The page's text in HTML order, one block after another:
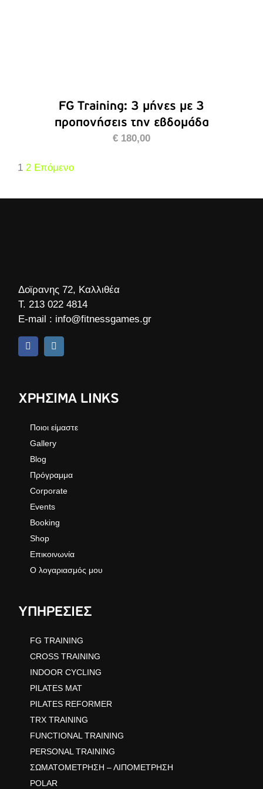
FG Training: 3 μήνες με 3
προπονήσεις την εβδομάδα
€ 180,00
1 2 Επόμενο
Δοϊρανης 72, Καλλιθέα
Τ.213 022 4814
E-mail : info@fitnessgames.gr
ΧΡΗΣΙΜΑ LINKS
Ποιοι είμαστε
Gallery
Blog
Πρόγραμμα
Corporate
Events
Booking
Shop
Επικοινωνία
Ο λογαριασμός μου
ΥΠΗΡΕΣΙΕΣ
FG TRAINING
CROSS TRAINING
INDOOR CYCLING
PILATES MAT
PILATES REFORMER
TRX TRAINING
FUNCTIONAL TRAINING
PERSONAL TRAINING
ΣΩΜΑΤΟΜΕΤΡΗΣΗ – ΛΙΠΟΜΕΤΡΗΣΗ
POLAR